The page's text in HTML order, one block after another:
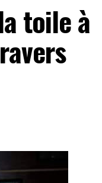
toile à